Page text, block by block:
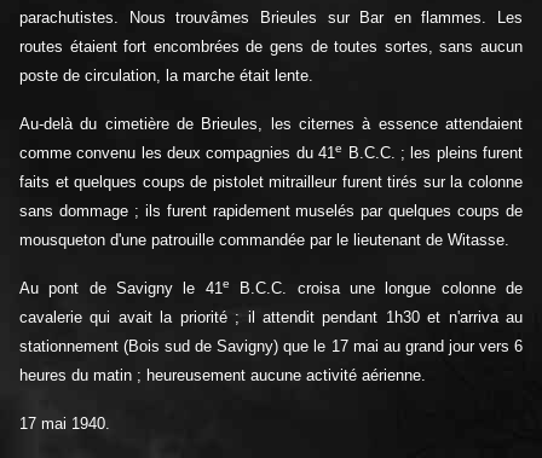
parachutistes. Nous trouvâmes Brieules sur Bar en flammes. Les
routes étaient fort encombrées de gens de toutes sortes, sans aucun
poste de circulation, la marche était lente.
Au-delà du cimetière de Brieules, les citernes à essence attendaient
comme convenu les deux compagnies du 41e
B.C.C. ; les pleins furent
faits et quelques coups de pistolet mitrailleur furent tirés sur la colonne
sans dommage ; ils furent rapidement muselés par quelques coups de
mousqueton d'une patrouille commandée par le lieutenant de Witasse.
Au pont de Savigny le 41e
B.C.C. croisa une longue colonne de
cavalerie qui avait la priorité ; il attendit pendant 1h30 et n'arriva au
stationnement (Bois sud de Savigny) que le 17 mai au grand jour vers 6
heures du matin ; heureusement aucune activité aérienne.
17 mai 1940.